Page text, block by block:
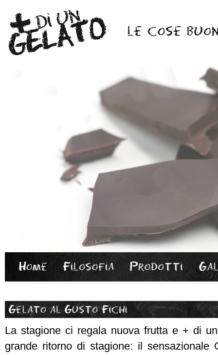
La stagione ci regala nuova frutta e + di
grande ritorno di stagione: il sensazionale